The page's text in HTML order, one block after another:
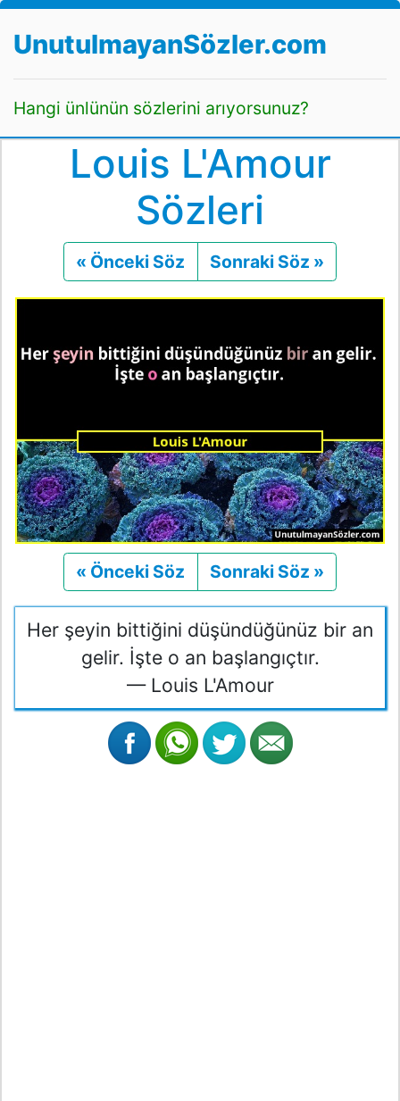
UnutulmayanSözler.com
Hangi ünlünün sözlerini arıyorsunuz?
Louis L'Amour
Sözleri
« Önceki Söz Önceki
Sonraki Söz »
« Önceki Söz Önceki
Sonraki Söz »
Her şeyin bittiğini düşündüğünüz bir an
gelir. İşte o an başlangıçtır.
— Louis L'Amour